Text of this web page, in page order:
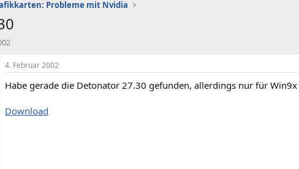
Probleme mit Nvidia
4. Februar 2002
Habe gerade die Detonator 27.30 gefunden, allerdings nur für Win9x
Download